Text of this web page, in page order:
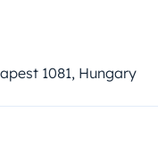
1081, Hungary